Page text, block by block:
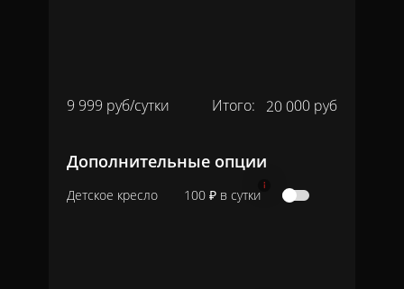
9 999 руб/сутки Итого: 20 000 руб
Дополнительные опции
Детское кресло 100 ₽ в сутки